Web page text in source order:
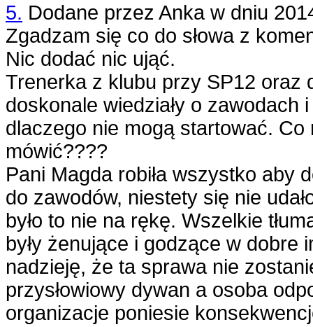
5. Dodane przez Ankaw dniu
Zgadzam się co do słowa z
Nic dodać nic ująć.
Trenerka z klubu przy SP12 oraz
doskonale wiedziały o zawodach
dlaczego nie mogą startować. Co
mówić????
Pani Magda robiła wszystko aby
do zawodów, niestety się nie
było to nie na rękę. Wszelkie
były żenujące i godzące w dobre
nadzieję, że ta sprawa nie
przysłowiowy dywan a osoba
organizacje poniesie